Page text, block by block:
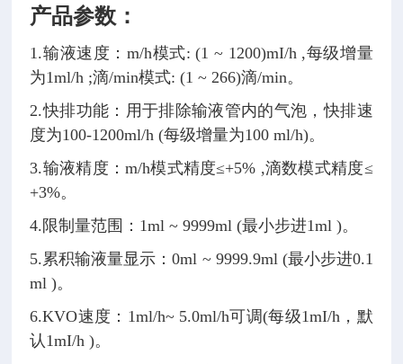
产品参数：
1.输液速度：m/h模式: (1 ~ 1200)mI/h ,每级增量
为1ml/h ;滴/min模式: (1 ~ 266)滴/min。
2.快排功能：用于排除输液管内的气泡，快排速
度为100-1200ml/h (每级增量为100 ml/h)。
3.输液精度：m/h模式精度≤+5% ,滴数模式精度≤
+3%。
4.限制量范围：1ml ~ 9999ml (最小步进1ml )。
5.累积输液量显示：0ml ~ 9999.9ml (最小步进0.1
ml )。
6.KVO速度：1ml/h~ 5.0ml/h可调(每级1mI/h，默
认1mI/h )。